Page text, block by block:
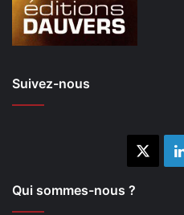
Suivez-nous
Qui sommes-nous ?